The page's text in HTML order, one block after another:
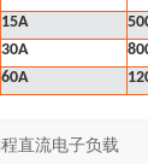
15A
30A
60A